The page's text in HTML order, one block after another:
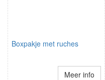
Boxpakje met ruches
Meer info